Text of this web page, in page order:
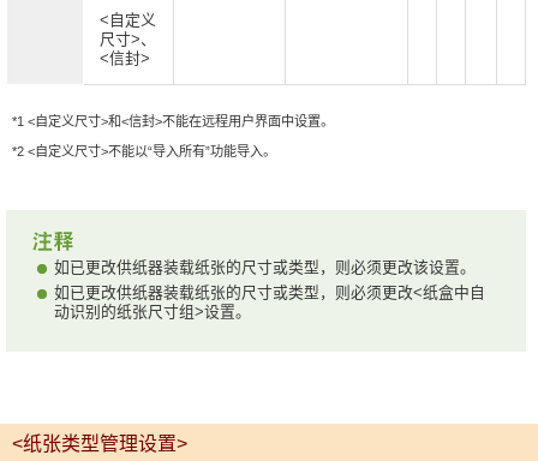
<自定义
尺寸>、
<信封>
*1 <自定义尺寸>和<信封>不能在远程用户界面中设置。
*2 <自定义尺寸>不能以“导入所有”功能导入。
如已更改供纸器装载纸张的尺寸或类型，则必须更改该设置。
如已更改供纸器装载纸张的尺寸或类型，则必须更改<纸盒中自
动识别的纸张尺寸组>设置。
<纸张类型管理设置>